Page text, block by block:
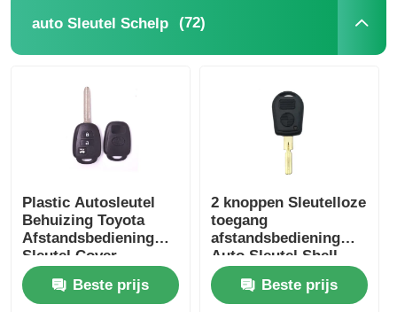
auto Sleutel Schelp (72)
Plastic Autosleutel
Behuizing Toyota
Afstandsbediening
Sleutel Cover
HYQ12BDM /
HYQ12BDP / GQ4-52T
Beste prijs
2 knoppen Sleutelloze
toegang
afstandsbediening
Auto Sleutel Shell
Voor E38 E39 E36 Z3
Beste prijs